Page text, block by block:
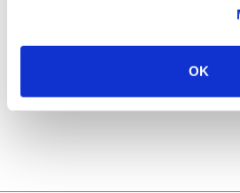
OK
Natureza e florestas procuram
no verão 2026